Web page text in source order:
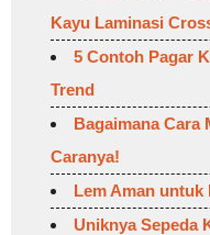
Kayu Laminasi
5 Contoh Pagar
Trend
Bagaimana Cara
Caranya!
Lem Aman untuk
Uniknya Sepeda